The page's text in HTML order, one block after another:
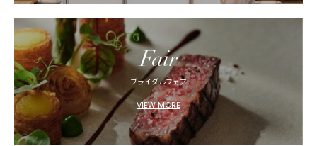
Fair
ブライダルフェア
VIEW MORE